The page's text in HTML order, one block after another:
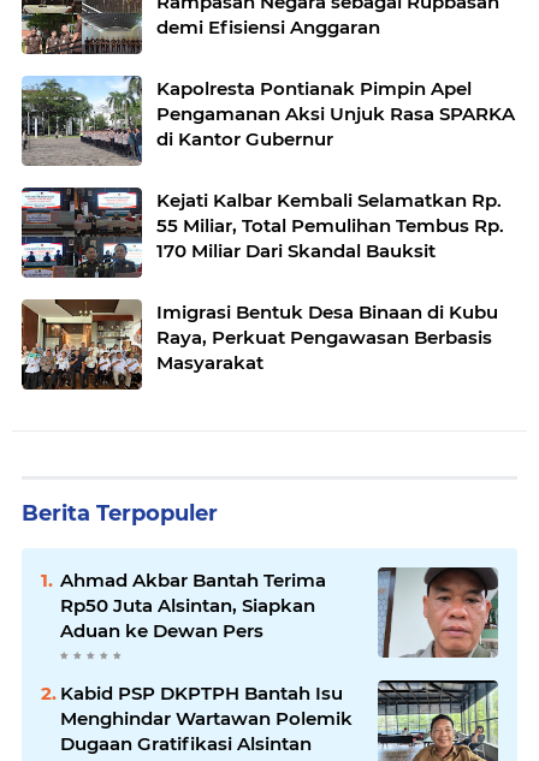
demi Efisiensi Anggaran
Kapolresta Pontianak Pimpin Apel
Pengamanan Aksi Unjuk Rasa SPARKA
di Kantor Gubernur
Kejati Kalbar Kembali Selamatkan Rp.
55 Miliar, Total Pemulihan Tembus Rp.
170 Miliar Dari Skandal Bauksit
Imigrasi Bentuk Desa Binaan di Kubu
Raya, Perkuat Pengawasan Berbasis
Masyarakat
Berita Terpopuler
Ahmad Akbar Bantah Terima
Rp50 Juta Alsintan, Siapkan
Aduan ke Dewan Pers
Kabid PSP DKPTPH Bantah Isu
Menghindar Wartawan Polemik
Dugaan Gratifikasi Alsintan